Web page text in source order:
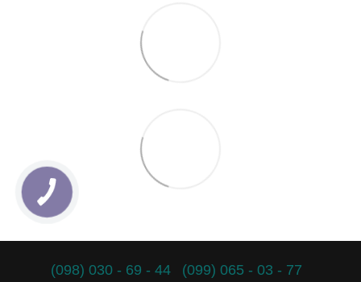
(098) 030 - 69 - 44 (099) 065 - 03 - 77